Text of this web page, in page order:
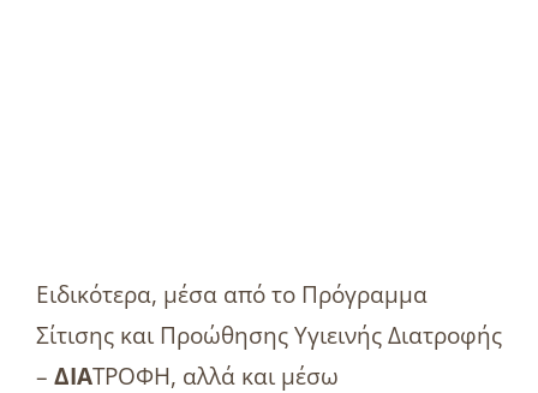
Ειδικότερα, μέσα από το Πρόγραμμα
Σίτισης και Προώθησης Υγιεινής Διατροφής
– ΔΙΑΤΡΟΦΗ, αλλά και μέσω